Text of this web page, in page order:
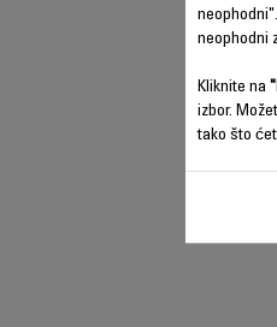
neophodni
Kliknite na
izbor.
tako što